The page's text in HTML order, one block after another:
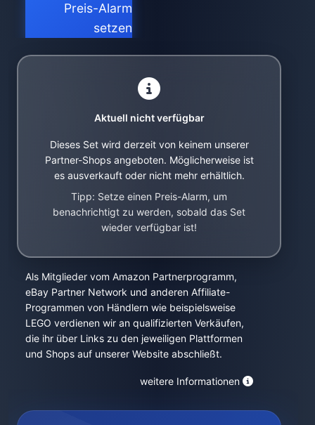
Preis-Alarm
setzen
Aktuell nicht verfügbar
Dieses Set wird derzeit von keinem unserer
Partner-Shops angeboten. Möglicherweise ist
es ausverkauft oder nicht mehr erhältlich.
Tipp: Setze einen Preis-Alarm, um
benachrichtigt zu werden, sobald das Set
wieder verfügbar ist!
Als Mitglieder vom Amazon Partnerprogramm,
eBay Partner Network und anderen Affiliate-
Programmen von Händlern wie beispielsweise
LEGO verdienen wir an qualifizierten Verkäufen,
die ihr über Links zu den jeweiligen Plattformen
und Shops auf unserer Website abschließt.
weitere Informationen